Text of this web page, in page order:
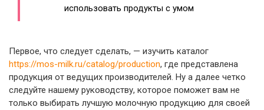
использовать продукты с умом
Первое, что следует сделать, — изучить каталог
https://mos-milk.ru/catalog/production, где представлена
продукция от ведущих производителей. Ну а далее четко
следуйте нашему руководству, которое поможет вам не
только выбирать лучшую молочную продукцию для своей